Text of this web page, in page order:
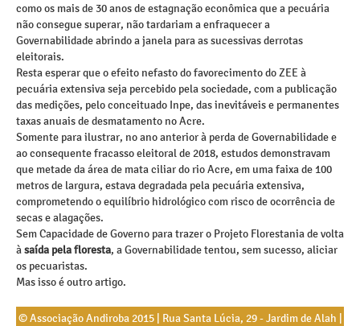
como os mais de 30 anos de estagnação econômica que a pecuária
não consegue superar, não tardariam a enfraquecer a
Governabilidade abrindo a janela para as sucessivas derrotas
eleitorais.
Resta esperar que o efeito nefasto do favorecimento do ZEE à
pecuária extensiva seja percebido pela sociedade, com a publicação
das medições, pelo conceituado Inpe, das inevitáveis e permanentes
taxas anuais de desmatamento no Acre.
Somente para ilustrar, no ano anterior à perda de Governabilidade e
ao consequente fracasso eleitoral de 2018, estudos demonstravam
que metade da área de mata ciliar do rio Acre, em uma faixa de 100
metros de largura, estava degradada pela pecuária extensiva,
comprometendo o equilíbrio hidrológico com risco de ocorrência de
secas e alagações.
Sem Capacidade de Governo para trazer o Projeto Florestania de volta
àsaída pela floresta, a Governabilidade tentou, sem sucesso, aliciar
os pecuaristas.
Mas isso é outro artigo.
© Associação Andiroba 2015 | Rua Santa Lúcia, 29 - Jardim de Alah |